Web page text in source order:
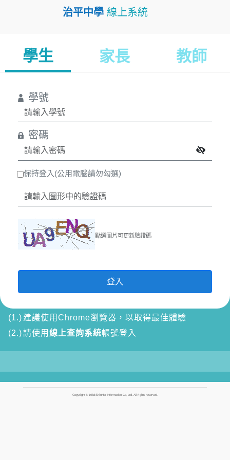
治平中學 線上系統
(1.) 建議使用Chrome瀏覽器，以取得最佳體驗
(2.)請使用 線上查詢系統帳號登入
學生 家長 教師
學號
密碼
保持登入(公用電腦請勿勾選)
點選圖片可更新驗證碼
登入
Copyright © 1988 ShinHer Information Co, Ltd. All rights reserved.